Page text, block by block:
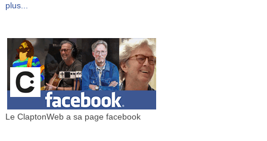
plus...
Le ClaptonWeb a sa page facebook